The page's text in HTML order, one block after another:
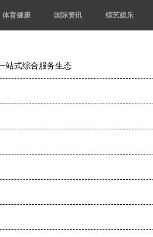
体育健康 国际资讯 综艺娱乐
站式综合服务生态